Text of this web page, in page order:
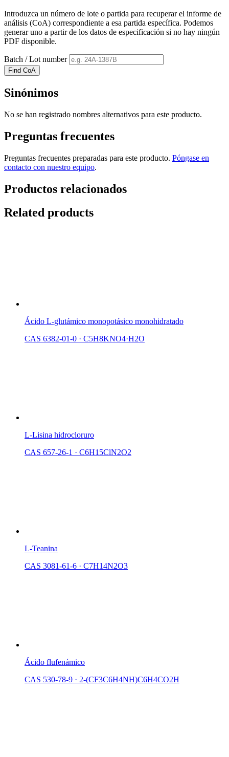
Introduzca un número de lote o partida para recuperar el informe de
análisis (CoA) correspondiente a esa partida específica. Podemos
generar uno a partir de los datos de especificación si no hay ningún
PDF disponible.
Batch / Lot number
Find CoA
Sinónimos
No se han registrado nombres alternativos para este producto.
Preguntas frecuentes
Preguntas frecuentes preparadas para este producto. Póngase en
contacto con nuestro equipo.
Productos relacionados
Related products
Ácido L-glutámico monopotásico monohidratado
CAS 6382-01-0 · C5H8KNO4·H2O
L-Lisina hidrocloruro
CAS 657-26-1 · C6H15ClN2O2
L-Teanina
CAS 3081-61-6 · C7H14N2O3
Ácido flufenámico
CAS 530-78-9 · 2-(CF3C6H4NH)C6H4CO2H